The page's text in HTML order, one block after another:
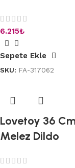
6.215₺
Sepete Ekle
SKU: FA-317062
Lovetoy 36
Melez Dildo